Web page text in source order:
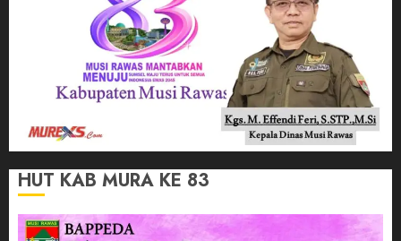
HUT KAB MURA KE 83